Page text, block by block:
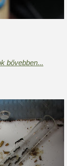
bővebben...